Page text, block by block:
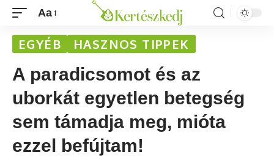
Aa
EGYÉB HASZNOS TIPPEK
A paradicsomot és az
uborkát egyetlen betegség
sem támadja meg, mióta
ezzel befújtam!